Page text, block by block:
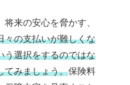
来の安心を脅かす、
々の支払いが難しくな
う選択をするのではな
てみましょう。保険料